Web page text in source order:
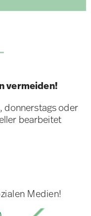
vermeiden!
donnerstags oder
bearbeitet
Medien!